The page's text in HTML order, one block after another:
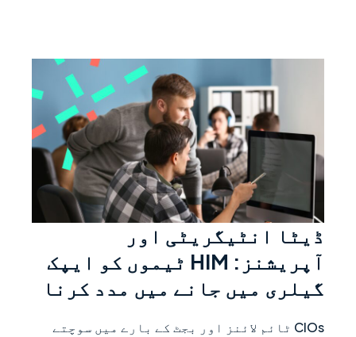
ڈیٹا انٹیگریٹی اور
آپریشنز: HIM ٹیموں کو ایپک
گیلری میں جانے میں مدد کرنا
CIOs ٹائم لائنز اور بجٹ کے بارے میں سوچتے